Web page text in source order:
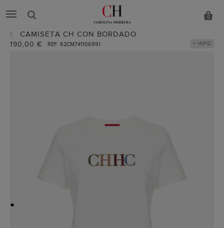
0
CAMISETA CH CON BORDADO
190,00 € REF. 62CM741106991 + INFO
●